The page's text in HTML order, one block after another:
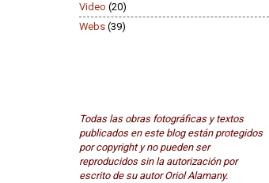
Video (20)
Webs (39)
Todas las obras fotográficas y textos
publicados en este blog están protegidos
por copyright y no pueden ser
reproducidos sin la autorización por
escrito de su autor Oriol Alamany.